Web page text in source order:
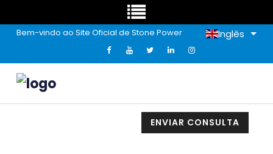
Bem-vindo ao Site Oficial de Stone Power Inglês
ENVIAR CONSULTA